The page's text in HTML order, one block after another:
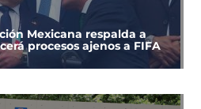
Mexicana respalda a
procesos ajenos a FIFA